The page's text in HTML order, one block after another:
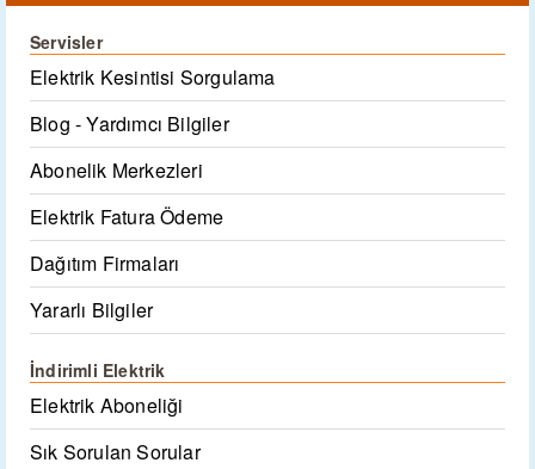
Servisler
Elektrik Kesintisi Sorgulama
Blog - Yardımcı Bilgiler
Abonelik Merkezleri
Elektrik Fatura Ödeme
Dağıtım Firmaları
Yararlı Bilgiler
İndirimli Elektrik
Elektrik Aboneliği
Sık Sorulan Sorular